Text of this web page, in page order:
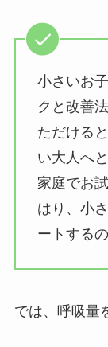
小さいお
クと改善
ただける
い大人へ
家庭でお
はり、小
ートする
では、呼吸量